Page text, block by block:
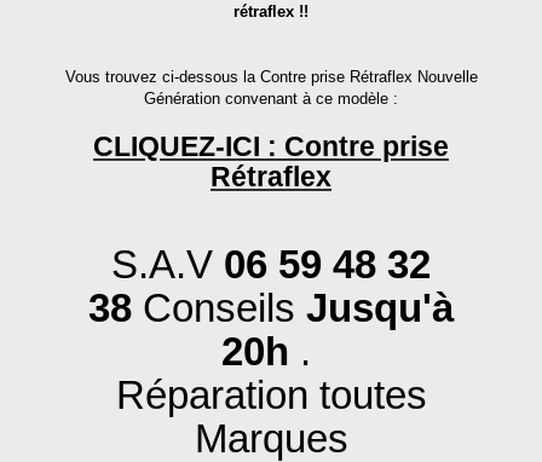
rétraflex !!
Vous trouvez ci-dessous la Contre prise Rétraflex Nouvelle
Génération convenant à ce modèle :
CLIQUEZ-ICI : Contre prise
Rétraflex
S.A.V 06 59 48 32
38 Conseils Jusqu'à
20h .
Réparation toutes
Marques